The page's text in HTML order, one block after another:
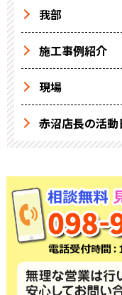
我部
施工事例紹介
現場
赤沼店長の活動